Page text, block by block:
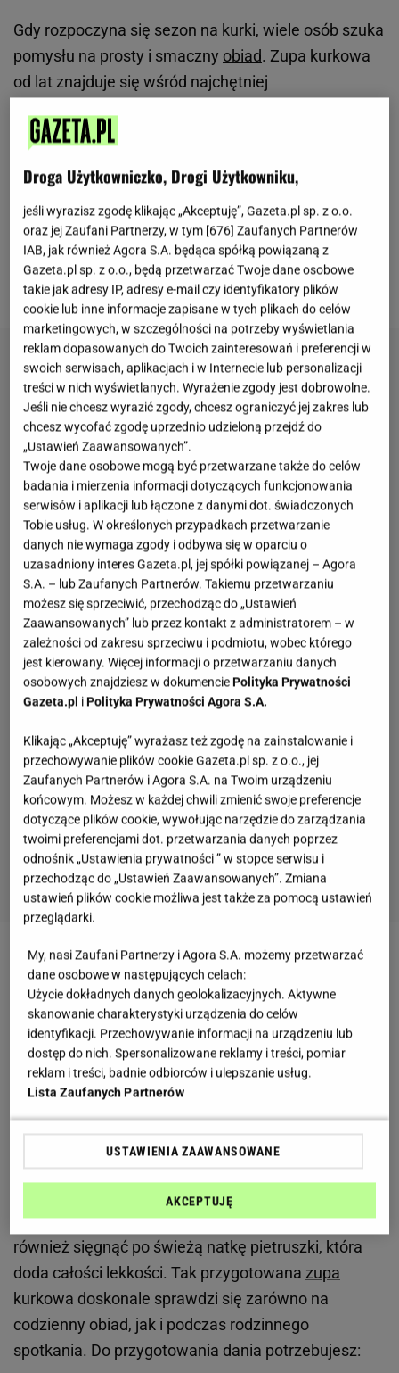
Gdy rozpoczyna się sezon na kurki, wiele osób szuka
pomysłu na prosty i smaczny obiad. Zupa kurkowa
od lat znajduje się wśród najchętniej
łączy delikatny smak z łatwym wykonaniem.
kurki, lecz także odpowiednio dobrane składniki i
właściwa kolejność gotowania.Dzięki temuzupa
zachowuje intensywny aromat, a grzyby pozostają
sprężyste. Toprzepis , do którego warto wracać
przez cały sezon.
Zobacz wideoKluski kładzione z sosem kurkowym
Zupa kurkowa najlepiej smakuje ze świeżych
kurek. Odpowiednio dobrane składniki pozwalają
zachować ich naturalny aromat
Kurki mają wyrazisty, lekko pieprzny smak, dlatego
nie potrzebują wielu dodatków. Właśnie prostota
sprawia, że gotowa zupa zachwyca aromatem.
Dobre masło, delikatny bulion i odrobina śmietanki
wystarczą, by stworzyć pełne smaku danie.Warto
również sięgnąć po świeżą natkę pietruszki, która
doda całości lekkości. Tak przygotowana zupa
kurkowa doskonale sprawdzi się zarówno na
codzienny obiad, jak i podczas rodzinnego
spotkania. Do przygotowania dania potrzebujesz:
Droga Użytkowniczko, Drogi Użytkowniku,
jeśli wyrazisz zgodę klikając „Akceptuję”, Gazeta.pl sp. z o.o.
oraz jej Zaufani Partnerzy, w tym [676] Zaufanych Partnerów
IAB, jak również Agora S.A. będąca spółką powiązaną z
Gazeta.pl sp. z o.o., będą przetwarzać Twoje dane osobowe
takie jak adresy IP, adresy e-mail czy identyfikatory plików
cookie lub inne informacje zapisane w tych plikach do celów
marketingowych, w szczególności na potrzeby wyświetlania
reklam dopasowanych do Twoich zainteresowań i preferencji w
swoich serwisach, aplikacjach i w Internecie lub personalizacji
treści w nich wyświetlanych. Wyrażenie zgody jest dobrowolne.
Jeśli nie chcesz wyrazić zgody, chcesz ograniczyć jej zakres lub
chcesz wycofać zgodę uprzednio udzieloną przejdź do
„Ustawień Zaawansowanych”.
Twoje dane osobowe mogą być przetwarzane także do celów
badania i mierzenia informacji dotyczących funkcjonowania
serwisów i aplikacji lub łączone z danymi dot. świadczonych
Tobie usług. W określonych przypadkach przetwarzanie
danych nie wymaga zgody i odbywa się w oparciu o
uzasadniony interes Gazeta.pl, jej spółki powiązanej – Agora
S.A. – lub Zaufanych Partnerów. Takiemu przetwarzaniu
możesz się sprzeciwić, przechodząc do „Ustawień
Zaawansowanych” lub przez kontakt z administratorem – w
zależności od zakresu sprzeciwu i podmiotu, wobec którego
jest kierowany. Więcej informacji o przetwarzaniu danych
osobowych znajdziesz w dokumenciePolityka Prywatności
Gazeta.pl iPolityka Prywatności Agora S.A.
Klikając „Akceptuję” wyrażasz też zgodę na zainstalowanie i
przechowywanie plików cookie Gazeta.pl sp. z o.o., jej
Zaufanych Partnerów i Agora S.A. na Twoim urządzeniu
końcowym. Możesz w każdej chwili zmienić swoje preferencje
dotyczące plików cookie, wywołując narzędzie do zarządzania
twoimi preferencjami dot. przetwarzania danych poprzez
odnośnik „Ustawienia prywatności ” w stopce serwisu i
przechodząc do „Ustawień Zaawansowanych”. Zmiana
ustawień plików cookie możliwa jest także za pomocą ustawień
przeglądarki.
My, nasi Zaufani Partnerzy i Agora S.A. możemy przetwarzać
dane osobowe w następujących celach:
Użycie dokładnych danych geolokalizacyjnych. Aktywne
skanowanie charakterystyki urządzenia do celów
identyfikacji. Przechowywanie informacji na urządzeniu lub
dostęp do nich. Spersonalizowane reklamy i treści, pomiar
reklam i treści, badnie odbiorców i ulepszanie usług.
Lista Zaufanych Partnerów
USTAWIENIA ZAAWANSOWANE
AKCEPTUJĘ